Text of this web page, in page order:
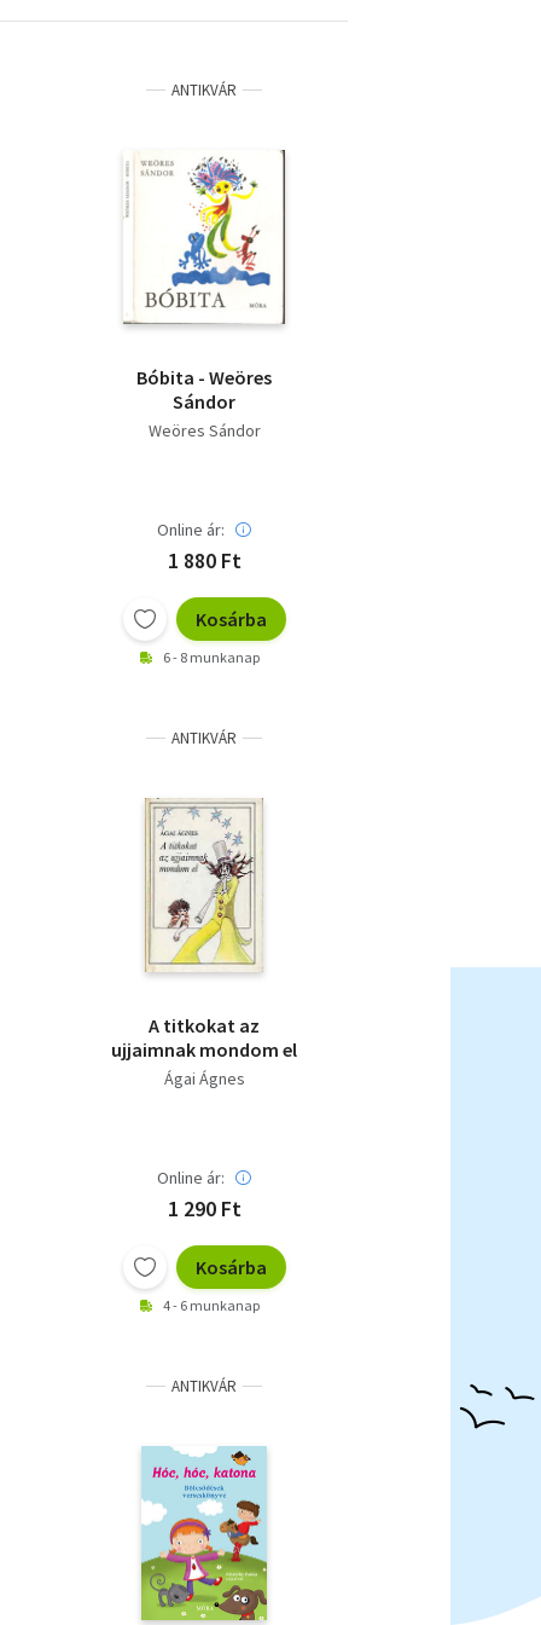
ANTIKVÁR
Bóbita - Weöres
Sándor
Weöres Sándor
Online ár:
1 880 Ft
Kosárba
6 - 8 munkanap
ANTIKVÁR
A titkokat az
ujjaimnak mondom el
Ágai Ágnes
Online ár:
1 290 Ft
Kosárba
4 - 6 munkanap
ANTIKVÁR